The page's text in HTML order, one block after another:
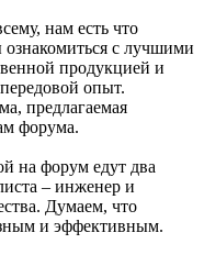
нам есть что
с лучшими
продукцией и
опыт.
предлагаемая
форума.
на форум едут два
– инженер и
Думаем, что
и эффективным.